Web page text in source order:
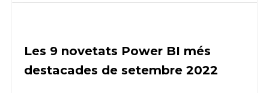
Les 9 novetats Power BI més
destacades de setembre 2022